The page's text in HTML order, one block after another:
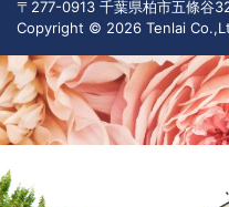
〒277-0913 千葉県柏市五條
Copyright © 2026 Tenlai